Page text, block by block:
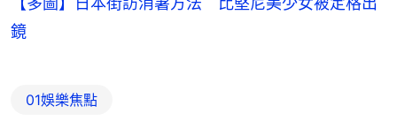
鏡
01娛樂焦點